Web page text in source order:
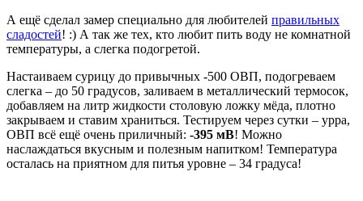
А ещё сделал замер специально для любителей правильных
сладостей! :) А так же тех, кто любит пить воду не комнатной
температуры, а слегка подогретой.
Настаиваем сурицу до привычных -500 ОВП, подогреваем
слегка – до 50 градусов, заливаем в металлический термосок,
добавляем на литр жидкости столовую ложку мёда, плотно
закрываем и ставим храниться. Тестируем через сутки – урра,
ОВП всё ещё очень приличный: -395 мВ! Можно
наслаждаться вкусным и полезным напитком! Температура
осталась на приятном для питья уровне – 34 градуса!